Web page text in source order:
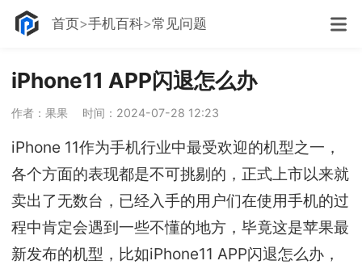
首页 手机百科 常见问题
iPhone11 APP闪退怎么办
作者：果果 时间：2024-07-28 12:23
iPhone 11作为手机行业中最受欢迎的机型之一，
各个方面的表现都是不可挑剔的，正式上市以来就
卖出了无数台，已经入手的用户们在使用手机的过
程中肯定会遇到一些不懂的地方，毕竟这是苹果最
新发布的机型，比如iPhone11 APP闪退怎么办，